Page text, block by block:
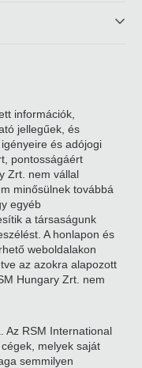
információk,
jellegűek, és
és adójogi
pontosságáért
Zrt. nem vállal
minősülnek továbbá
egyéb
a társaságunk
A honlapon és
weboldalakon
az azokra alapozott
Hungary Zrt. nem
Az RSM International
melyek saját
semmilyen